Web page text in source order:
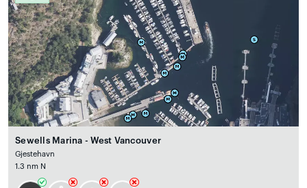
Sewells Marina - West Vancouver
Gjestehavn
1.3 nm N